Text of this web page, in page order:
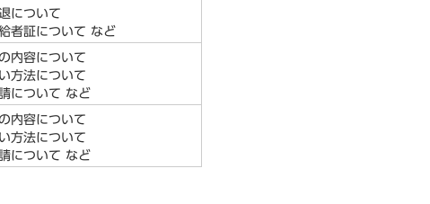
について
者証について など
内容について
方法について
について など
内容について
方法について
について など